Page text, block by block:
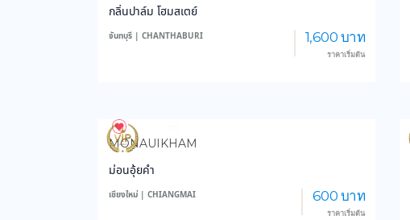
กลิ่นปาล์ม โฮมสเตย์
จันทบุรี | CHANTHABURI 1,600 บาท
ราคาเริ่มต้น
3,984
MONAUIKHAM
ม่อนอุ้ยคำ
เชียงใหม่ | CHIANGMAI 600 บาท
ราคาเริ่มต้น